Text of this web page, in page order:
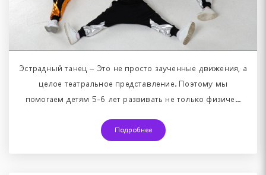
Эстрадный танец – Это не просто заученные движения, а
целое театральное представление. Поэтому мы
помогаем детям 5-6 лет развивать не только физиче...
Подробнее